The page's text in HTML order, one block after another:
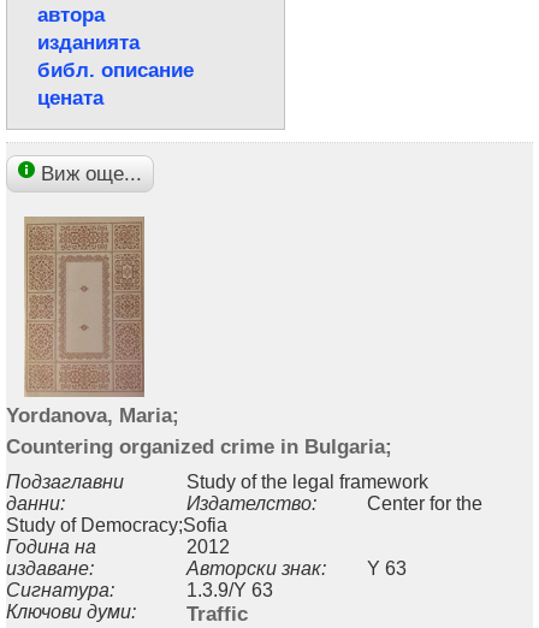
автора
изданията
библ. описание
цената
Виж още...
Yordanova, Maria;
Countering organized crime in Bulgaria;
Подзаглавни
данни:
Study of the legal framework
Издателство:
Center for the
Study of Democracy;Sofia
Година на
издаване:
2012
Авторски знак:
Y 63
Сигнатура:
1.3.9/Y 63
Ключови думи:
Traffic